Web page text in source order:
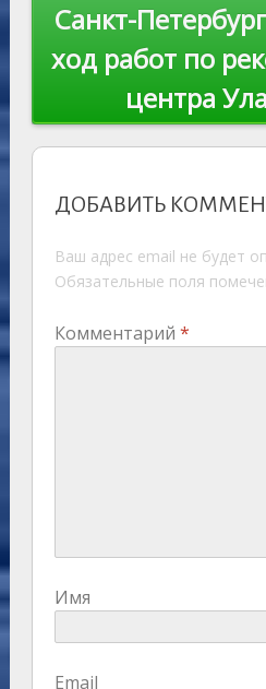
Санкт-
ход работ по
центра
ДОБАВИТЬ
Ваш адрес email не будет
Обязательные поля
Комментарий *
Имя
Email